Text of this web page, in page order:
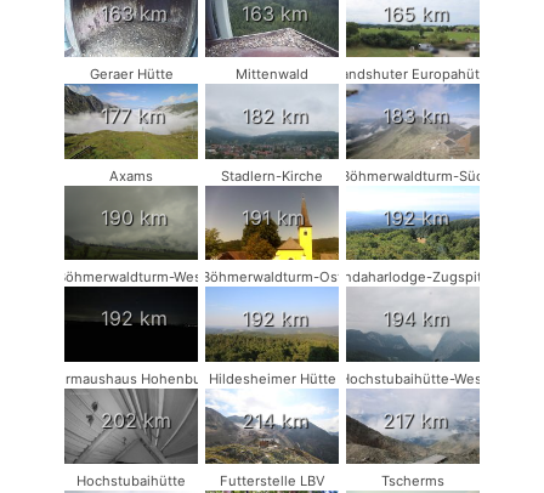
163 km 163 km 165 km
Geraer Hütte
177 km
Mittenwald
182 km
Landshuter Europahütte
183 km
Axams
190 km
Stadlern-Kirche
191 km
Böhmerwaldturm-Süd
192 km
Böhmerwaldturm-West
192 km
Böhmerwaldturm-Ost
192 km
Kandaharlodge-Zugspitze
194 km
Fledermaushaus Hohenburg #2
202 km
Hildesheimer Hütte
214 km
Hochstubaihütte-West
217 km
Hochstubaihütte Futterstelle LBV Tscherms